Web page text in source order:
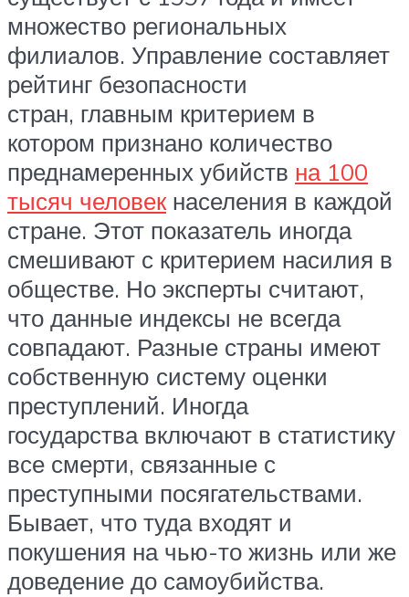
множество региональных
филиалов. Управление составляет
рейтинг безопасности
стран, главным критерием в
котором признано количество
преднамеренных убийств на 100
тысяч человекнаселения в каждой
стране. Этот показатель иногда
смешивают с критерием насилия в
обществе. Но эксперты считают,
что данные индексы не всегда
совпадают. Разные страны имеют
собственную систему оценки
преступлений. Иногда
государства включают в статистику
все смерти, связанные с
преступными посягательствами.
Бывает, что туда входят и
покушения на чью-то жизнь или же
доведение до самоубийства.